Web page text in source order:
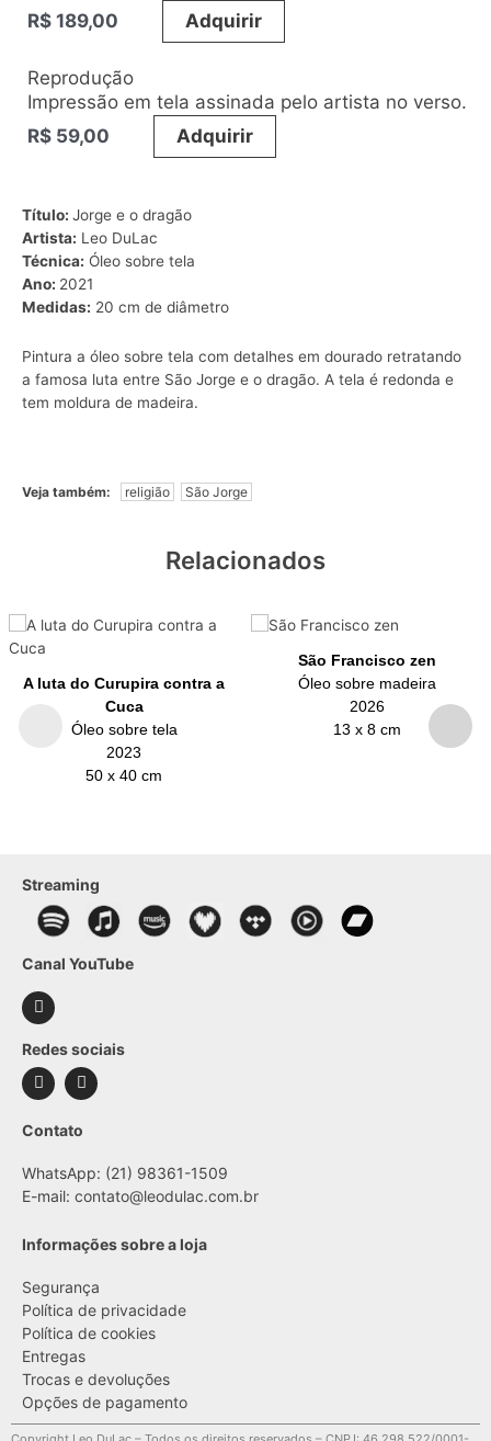
R$ 189,00 Adquirir
Reprodução
Impressão em tela assinada pelo artista no verso.
R$ 59,00 Adquirir
Título: Jorge e o dragão
Artista: Leo DuLac
Técnica: Óleo sobre tela
Ano: 2021
Medidas: 20 cm de diâmetro
Pintura a óleo sobre tela com detalhes em dourado retratando
a famosa luta entre São Jorge e o dragão. A tela é redonda e
tem moldura de madeira.
Veja também: religião São Jorge
Relacionados
A luta do Curupira contra a
Cuca
Óleo sobre tela
2023
50 x 40 cm
São Francisco zen
Óleo sobre madeira
2026
13 x 8 cm
Streaming
Canal YouTube
Redes sociais
Contato
WhatsApp: (21) 98361-1509
E-mail: contato@leodulac.com.br
Informações sobre a loja
Segurança
Política de privacidade
Política de cookies
Entregas
Trocas e devoluções
Opções de pagamento